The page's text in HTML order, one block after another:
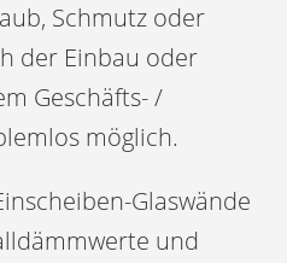
Schmutz oder
der Einbau oder
Geschäfts- /
möglich.
Glaswände
und